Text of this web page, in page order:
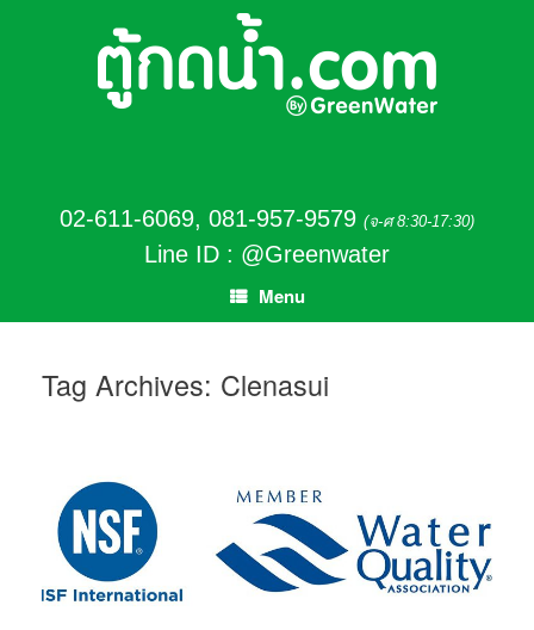
02-611-6069, 081-957-9579 (จ-ศ 8:30-17:30)
Line ID : @Greenwater
Menu
Tag Archives: Clenasui